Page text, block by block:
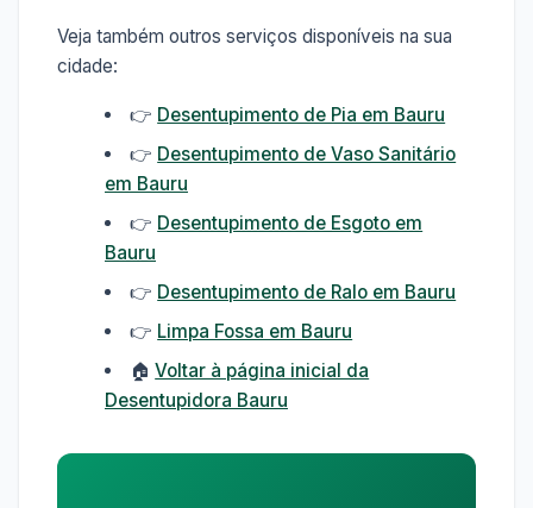
Veja também outros serviços disponíveis na sua
cidade:
👉 Desentupimento de Pia em Bauru
👉 Desentupimento de Vaso Sanitário
em Bauru
👉 Desentupimento de Esgoto em
Bauru
👉 Desentupimento de Ralo em Bauru
👉 Limpa Fossa em Bauru
🏠Voltar à página inicial da
Desentupidora Bauru